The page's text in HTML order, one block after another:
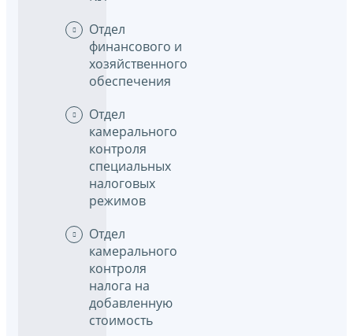
Отдел
финансового и
хозяйственного
обеспечения
Отдел
камерального
контроля
специальных
налоговых
режимов
Отдел
камерального
контроля
налога на
добавленную
стоимость